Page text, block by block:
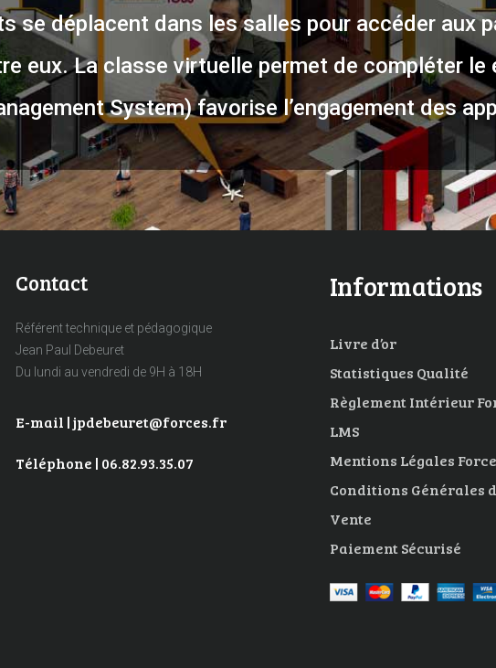
se déplacent dans les salles pour accéder aux
eux. La classe virtuelle permet de compléter le
System) favorise l’engagement des
Contact
Référent technique et pédagogique
Jean Paul Debeuret
Du lundi au vendredi de 9H à 18H
E-mail | jpdebeuret@forces.fr
Téléphone | 06.82.93.35.07
Informations
Livre d’or
Statistiques Qualité
Règlement Intérieur
LMS
Mentions Légales
Conditions Générales
Vente
Paiement Sécurisé